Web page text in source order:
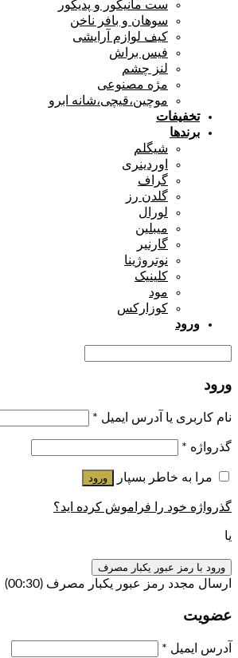
ست مانیکور و پدیکور
سوهان و بافر ناخن
کیف لوازم آرایشی
فیس براش
لنز چشم
مژه مصنوعی
موچین،قیچی،شانه ابرو
تخفیفات
برندها
شیگلم
اوردینری
گراف
گلدن رز
لورال
میبلین
گارنیر
نوتروژینا
کلینیک
مود
کوزارکس
ورود
ورود
نام کاربری یا آدرس ایمیل *
گذرواژه *
مرا به خاطر بسپار ورود
گذرواژه خود را فراموش کرده اید؟
یا
ورود با رمز عبور یکبار مصرف
ارسال مجدد رمز عبور یکبار مصرف (00:
30
)
عضویت
آدرس ایمیل *